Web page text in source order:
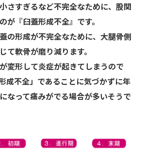
さすぎるなど不完全なために、股関
が『臼蓋形成不全』です。
の形成が不完全なために、大腿骨側
て軟骨が磨り減ります。
変形して炎症が起きてしまうので
成不全」であることに気づかずに年
なって痛みがでる場合が多いそうで